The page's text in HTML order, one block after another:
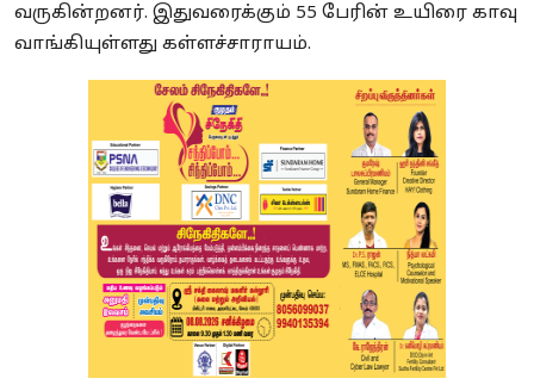
வருகின்றனர். இதுவரைக்கும் 55 பேரின் உயிரை காவு
வாங்கியுள்ளது கள்ளச்சாராயம்.